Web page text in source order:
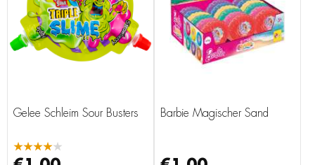
Gelee Schleim Sour Busters
★★★★★
Barbie Magischer Sand